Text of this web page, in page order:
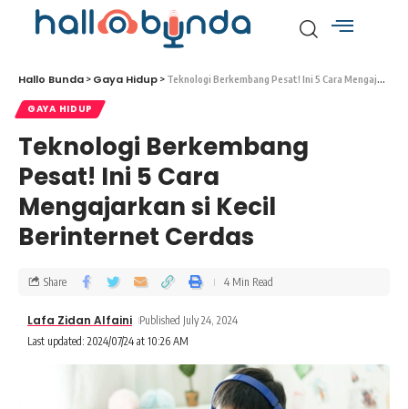
Hallo Bunda > Gaya Hidup > Teknologi Berkembang Pesat! Ini 5 Cara Mengajarkan si Kecil Berinternet Cerdas
GAYA HIDUP
Teknologi Berkembang
Pesat! Ini 5 Cara
Mengajarkan si Kecil
Berinternet Cerdas
Last updated: 2024/07/24 at 10:26 AM
Lafa Zidan Alfaini Published July 24, 2024
Share 4 Min Read